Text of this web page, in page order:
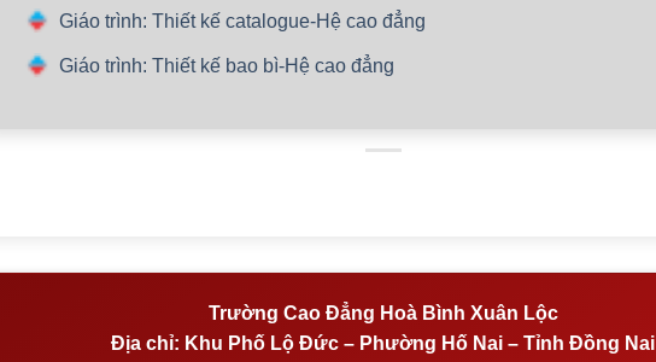
Giáo trình: Thiết kế catalogue-Hệ cao đẳng
Giáo trình: Thiết kế bao bì-Hệ cao đẳng
Trường Cao Đẳng Hoà Bình Xuân Lộc
Địa chỉ: Khu Phố Lộ Đức – Phường Hố Nai – Tỉnh Đồng Nai